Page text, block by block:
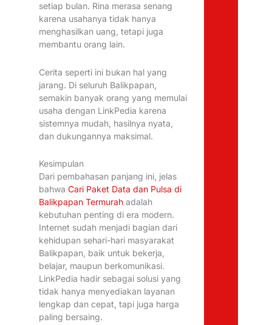
setiap bulan. Rina merasa senang
karena usahanya tidak hanya
menghasilkan uang, tetapi juga
membantu orang lain.
Cerita seperti ini bukan hal yang
jarang. Di seluruh Balikpapan,
semakin banyak orang yang memulai
usaha dengan LinkPedia karena
sistemnya mudah, hasilnya nyata,
dan dukungannya maksimal.
Kesimpulan
Dari pembahasan panjang ini, jelas
bahwaCari Paket Data dan Pulsa di
Balikpapan Termurah adalah
kebutuhan penting di era modern.
Internet sudah menjadi bagian dari
kehidupan sehari-hari masyarakat
Balikpapan, baik untuk bekerja,
belajar, maupun berkomunikasi.
LinkPedia hadir sebagai solusi yang
tidak hanya menyediakan layanan
lengkap dan cepat, tapi juga harga
paling bersaing.